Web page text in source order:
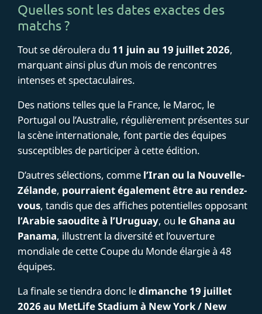
Quelles sont les dates exactes des
matchs ?
Tout se déroulera du 11 juin au 19 juillet 2026,
marquant ainsi plus d’un mois de rencontres
intenses et spectaculaires.
Des nations telles que la France, le Maroc, le
Portugal ou l’Australie, régulièrement présentes sur
la scène internationale, font partie des équipes
susceptibles de participer à cette édition.
D’autres sélections, comme l’Iran ou la Nouvelle-
Zélande, pourraient également être au rendez-
vous, tandis que des affiches potentielles opposant
l’Arabie saoudite à l’Uruguay, ou le Ghana au
Panama, illustrent la diversité et l’ouverture
mondiale de cette Coupe du Monde élargie à 48
équipes.
La finale se tiendra donc ledimanche 19 juillet
2026 au MetLife Stadium à New York / New